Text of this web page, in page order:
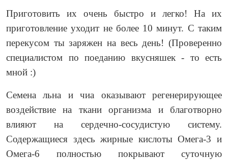
Приготовить их очень быстро и легко! На их
приготовление уходит не более 10 минут. С таким
перекусом ты заряжен на весь день! (Проверенно
специалистом по поеданию вкусняшек - то есть
мной :)
Семена льна и чиа оказывают регенерирующее
воздействие на ткани организма и благотворно
влияют на сердечно-сосудистую систему.
Содержащиеся здесь жирные кислоты Омега-3 и
Омега-6 полностью покрывают суточную